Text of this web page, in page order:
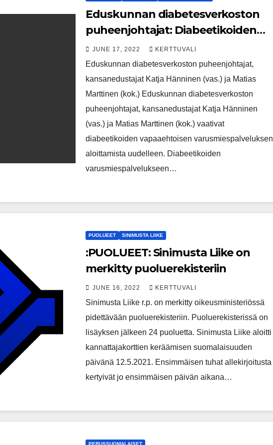
Eduskunnan diabetesverkoston
puheenjohtajat: Diabeetikoiden
vapaaehtoinen varusmiespalvelus
on aloitettava uudelleen
JUNE 17, 2022 KERTTUVALI
Eduskunnan diabetesverkoston puheenjohtajat,
kansanedustajat Katja Hänninen (vas.) ja Matias
Marttinen (kok.) Eduskunnan diabetesverkoston
puheenjohtajat, kansanedustajat Katja Hänninen
(vas.) ja Matias Marttinen (kok.) vaativat
diabeetikoiden vapaaehtoisen varusmiespalveluksen
aloittamista uudelleen. Diabeetikoiden
varusmiespalvelukseen…
PUOLUEET SINIMUSTA LIIKE
:PUOLUEET: Sinimusta Liike on
merkitty puoluerekisteriin
JUNE 16, 2022 KERTTUVALI
Sinimusta Liike r.p. on merkitty oikeusministeriössä
pidettävään puoluerekisteriin. Puoluerekisterissä on
lisäyksen jälkeen 24 puoluetta. Sinimusta Liike aloitti
kannattajakorttien keräämisen suomalaisuuden
päivänä 12.5.2021. Ensimmäisen tuhat allekirjoitusta
kertyivät jo ensimmäisen päivän aikana…
PERUSSUOMALAISET